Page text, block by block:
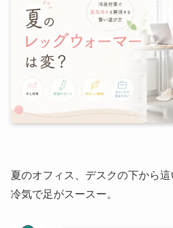
夏のオフィス、デスクの下から
冷気で足がスースー。